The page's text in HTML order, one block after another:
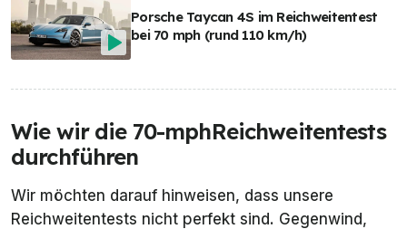
Porsche Taycan 4S im Reichweitentest
bei 70 mph (rund 110 km/h)
Wie wir die 70-mphReichweitentests
durchführen
Wir möchten darauf hinweisen, dass unsere
Reichweitentests nicht perfekt sind. Gegenwind,